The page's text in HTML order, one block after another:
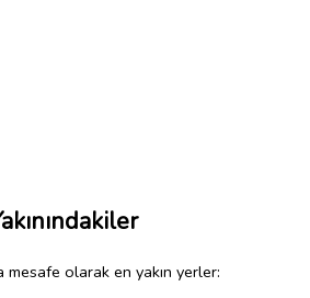
mesafe olarak en yakın yerler: